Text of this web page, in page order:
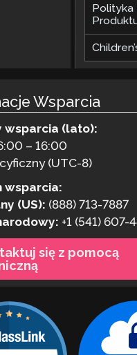
Polityka
Wsparcia
wsparcia (lato):
– 16:00
(UTC-8)
wsparcia:
(US): (888) 713-7887
+1 (541) 607-
się z pomocą